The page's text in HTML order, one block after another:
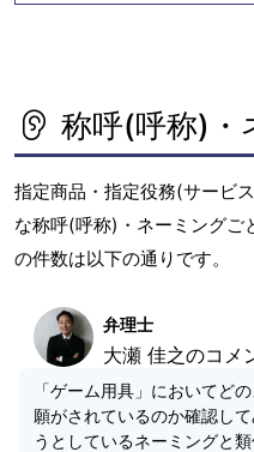
称呼(呼称)・
指定商品・指定役務(サービ
な称呼(呼称)・ネーミングご
の件数は以下の通りです。
弁理士
大瀬 佳之のコメ
「ゲーム用具」においてど
願がされているのか確認し
うとしているネーミングと